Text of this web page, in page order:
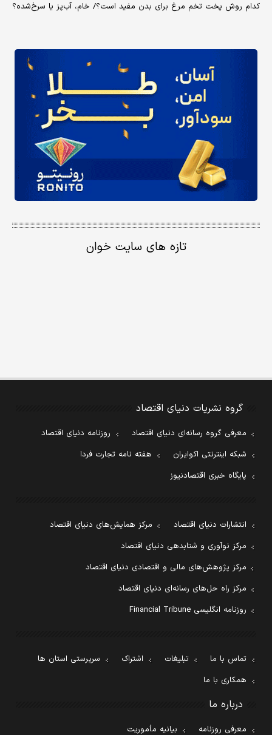
کدام روش پخت تخم مرغ برای بدن مفید است؟/ خام، آب‌پز یا سرخ‌شده؟
تازه های سایت خوان
گروه نشریات دنیای اقتصاد
معرفی گروه رسانه‌ای دنیای اقتصاد
روزنامه دنیای اقتصاد
شبکه اینترنتی اکوایران
هفته نامه تجارت فردا
پایگاه خبری اقتصادنیوز
انتشارات دنیای اقتصاد
مرکز همایش‌های دنیای اقتصاد
مرکز نوآوری و شتابدهی دنیای اقتصاد
مرکز پژوهش‌های مالی و اقتصادی دنیای اقتصاد
مرکز راه حل‌های رسانه‌ای دنیای اقتصاد
روزنامه انگلیسی Financial Tribune
تماس با ما تبلیغات اشتراک
سرپرستی استان ها
همکاری با ما
درباره ما
معرفی روزنامه بیانیه مأموریت